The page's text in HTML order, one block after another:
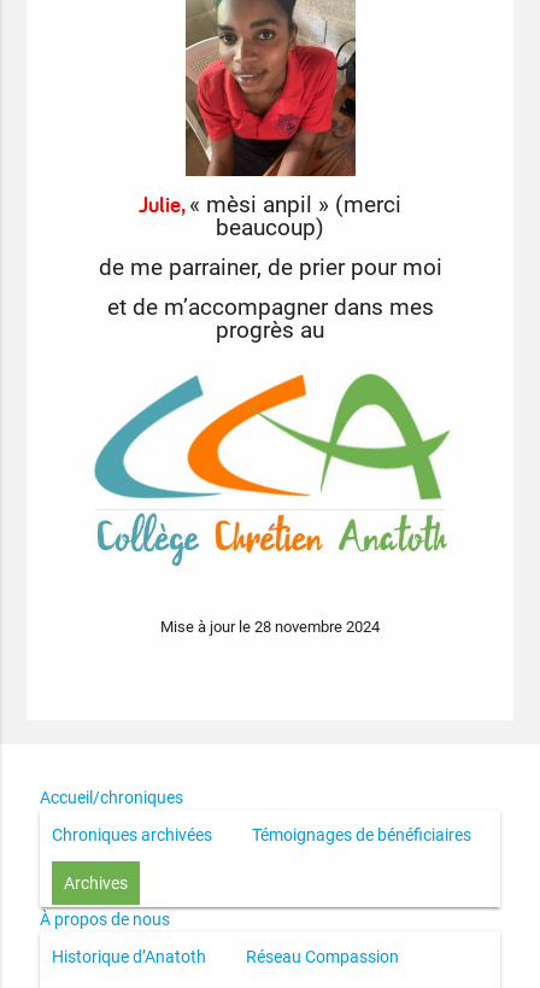
Julie,« mèsi anpil » (merci
beaucoup)
de me parrainer, de prier pour moi
et de m’accompagner dans mes
progrès au
Mise à jour le 28 novembre 2024
Accueil/chroniques
Chroniques archivées
Témoignages de bénéficiaires
Archives
À propos de nous
Historique d’Anatoth
Réseau Compassion